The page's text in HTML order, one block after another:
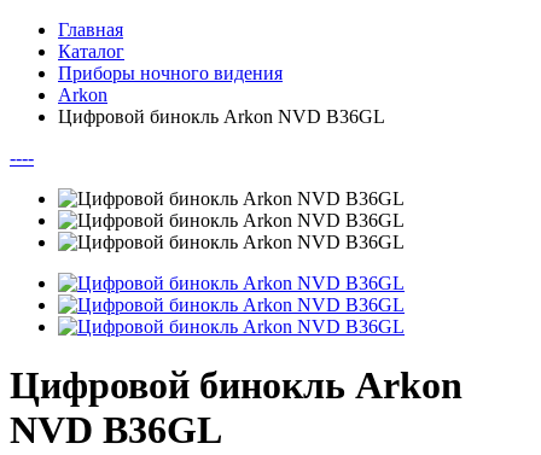
Главная
Каталог
Приборы ночного видения
Arkon
Цифровой бинокль Arkon NVD B36GL
----
Цифровой бинокль Arkon
NVD B36GL